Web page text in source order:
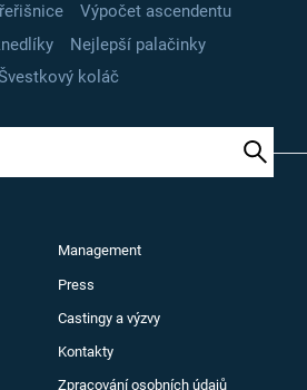
Výpočet ascendentu
Nejlepší palačinky
koláč
Management
Press
Castingy a výzvy
Kontakty
Zpracování osobních údajů